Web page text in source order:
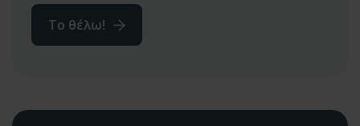
To θέλω!